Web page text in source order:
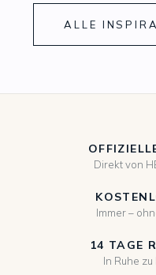
ALLE
Direkt von
Immer –
14 TAGE
In Ruhe